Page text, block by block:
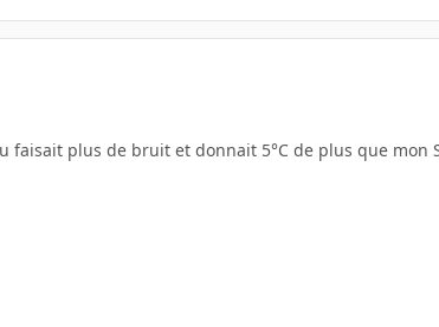
faisait plus de bruit et donnait 5°C de plus que